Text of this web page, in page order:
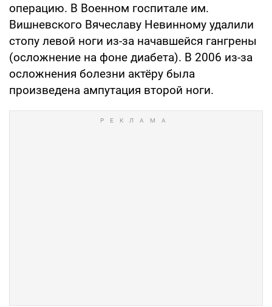
операцию. В Военном госпитале им.
Вишневского Вячеславу Невинному удалили
стопу левой ноги из-за начавшейся гангрены
(осложнение на фоне диабета). В 2006 из-за
осложнения болезни актёру была
произведена ампутация второй ноги.